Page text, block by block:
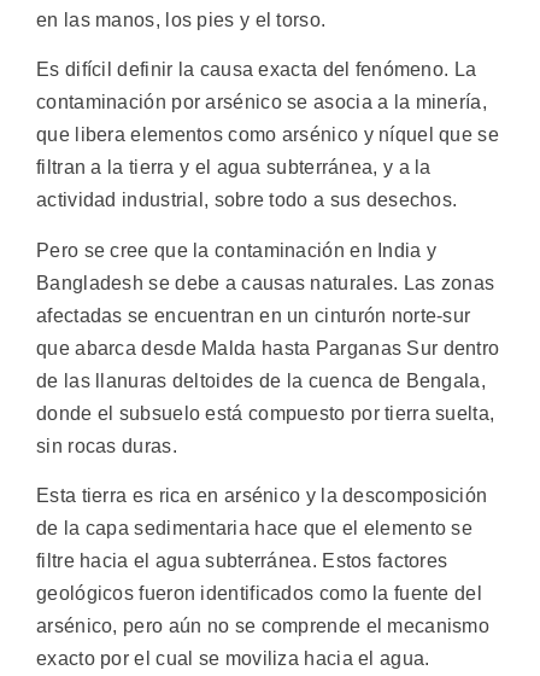
en las manos, los pies y el torso.
Es difícil definir la causa exacta del fenómeno. La
contaminación por arsénico se asocia a la minería,
que libera elementos como arsénico y níquel que se
filtran a la tierra y el agua subterránea, y a la
actividad industrial, sobre todo a sus desechos.
Pero se cree que la contaminación en India y
Bangladesh se debe a causas naturales. Las zonas
afectadas se encuentran en un cinturón norte-sur
que abarca desde Malda hasta Parganas Sur dentro
de las llanuras deltoides de la cuenca de Bengala,
donde el subsuelo está compuesto por tierra suelta,
sin rocas duras.
Esta tierra es rica en arsénico y la descomposición
de la capa sedimentaria hace que el elemento se
filtre hacia el agua subterránea. Estos factores
geológicos fueron identificados como la fuente del
arsénico, pero aún no se comprende el mecanismo
exacto por el cual se moviliza hacia el agua.